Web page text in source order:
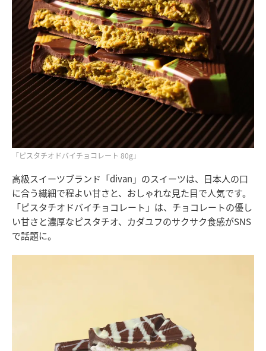
「ピスタチオドバイチョコレート 80g」
高級スイーツブランド「divan」のスイーツは、日本人の口
に合う繊細で程よい甘さと、おしゃれな見た目で人気です。
「ピスタチオドバイチョコレート」は、チョコレートの優し
い甘さと濃厚なピスタチオ、カダユフのサクサク食感がSNS
で話題に。